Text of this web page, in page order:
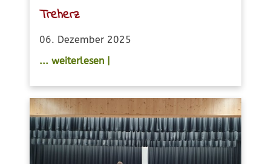
Treherz
06. Dezember 2025
... weiterlesen |